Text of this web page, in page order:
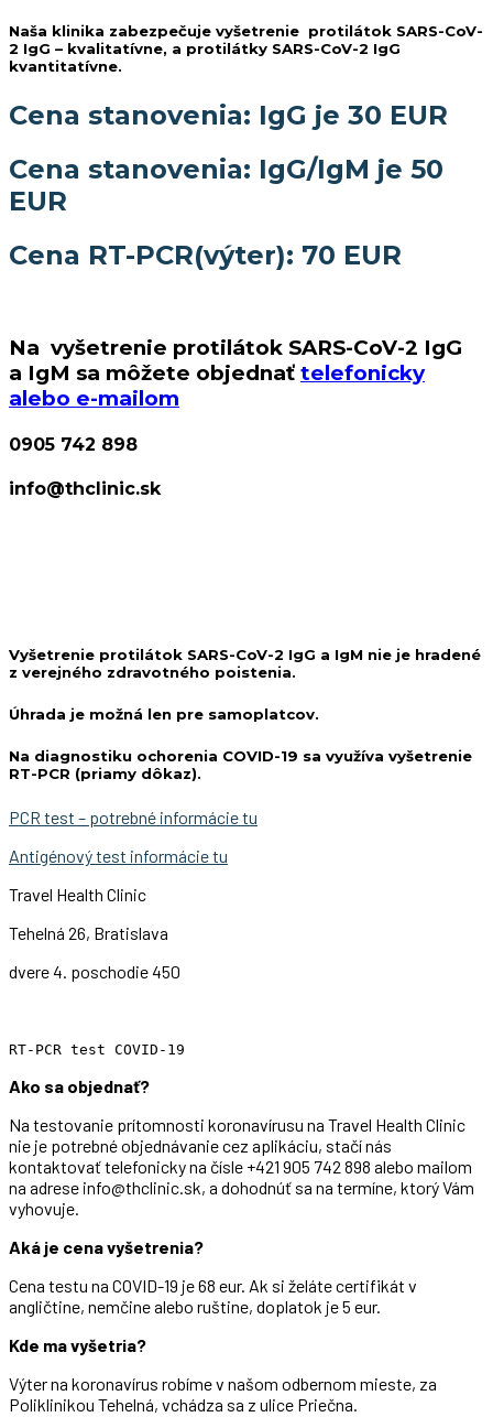
Naša klinika zabezpečuje vyšetrenie protilátok SARS-CoV-
2 IgG – kvalitatívne, a protilátky SARS-CoV-2 IgG
kvantitatívne.
Cena stanovenia: IgG je 30 EUR
Cena stanovenia: IgG/IgM je 50
EUR
Cena RT-PCR(výter): 70 EUR
Na vyšetrenie protilátok SARS-CoV-2 IgG
a IgM sa môžete objednať telefonicky
alebo e-mailom
0905 742 898
info@thclinic.sk
Vyšetrenie protilátok SARS-CoV-2 IgG a IgM nie je hradené
z verejného zdravotného poistenia.
Úhrada je možná len pre samoplatcov.
Na diagnostiku ochorenia COVID-19 sa využíva vyšetrenie
RT-PCR (priamy dôkaz).
PCR test – potrebné informácie tu
Antigénový test informácie tu
Travel Health Clinic
Tehelná 26, Bratislava
dvere 4. poschodie 450
RT-PCR test COVID-19
Ako sa objednať?
Na testovanie prítomnosti koronavírusu na Travel Health Clinic
nie je potrebné objednávanie cez aplikáciu, stačí nás
kontaktovať telefonicky na čísle +421 905 742 898 alebo mailom
na adrese info@thclinic.sk, a dohodnúť sa na termíne, ktorý Vám
vyhovuje.
Aká je cena vyšetrenia?
Cena testu na COVID-19 je 68 eur. Ak si želáte certifikát v
angličtine, nemčine alebo ruštine, doplatok je 5 eur.
Kde ma vyšetria?
Výter na koronavírus robíme v našom odbernom mieste, za
Poliklinikou Tehelná, vchádza sa z ulice Priečna.